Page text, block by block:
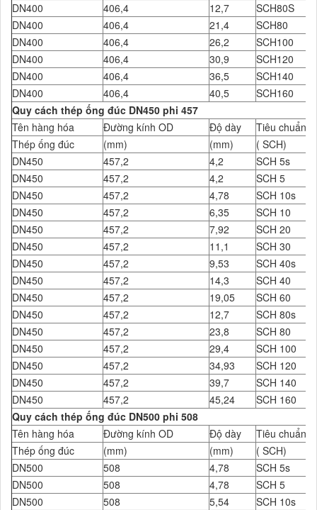
DN400
406,4 12,7
SCH80S
DN400
406,4 21,4
SCH80
DN400
406,4 26,2
SCH100
DN400
406,4 30,9
SCH120
DN400
406,4 36,5
SCH140
DN400
406,4 40,5
SCH160
Quy cách thép ống đúc DN450 phi 457
Tên hàng hóa
Đường kính OD Độ dày
Tiêu chuẩn
Thép ống đúc
(mm) (mm)
( SCH)
DN450
457,2 4,2
SCH 5s
DN450
457,2 4,2
SCH 5
DN450
457,2 4,78
SCH 10s
DN450
457,2 6,35
SCH 10
DN450
457,2 7,92
SCH 20
DN450
457,2 11,1
SCH 30
DN450
457,2 9,53
SCH 40s
DN450
457,2 14,3
SCH 40
DN450
457,2 19,05
SCH 60
DN450
457,2 12,7
SCH 80s
DN450
457,2 23,8
SCH 80
DN450
457,2 29,4
SCH 100
DN450
457,2 34,93
SCH 120
DN450
457,2 39,7
SCH 140
DN450
457,2 45,24
SCH 160
Quy cách thép ống đúc DN500 phi 508
Tên hàng hóa
Đường kính OD Độ dày
Tiêu chuẩn
Thép ống đúc
(mm) (mm)
( SCH)
DN500
508 4,78
SCH 5s
DN500
508 4,78
SCH 5
DN500
508 5,54
SCH 10s